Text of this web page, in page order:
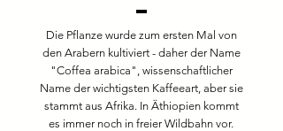
Die Pflanze wurde zum ersten Mal von
den Arabern kultiviert - daher der Name
"Coffea arabica", wissenschaftlicher
Name der wichtigsten Kaffeeart, aber sie
stammt aus Afrika. In Äthiopien kommt
es immer noch in freier Wildbahn vor.